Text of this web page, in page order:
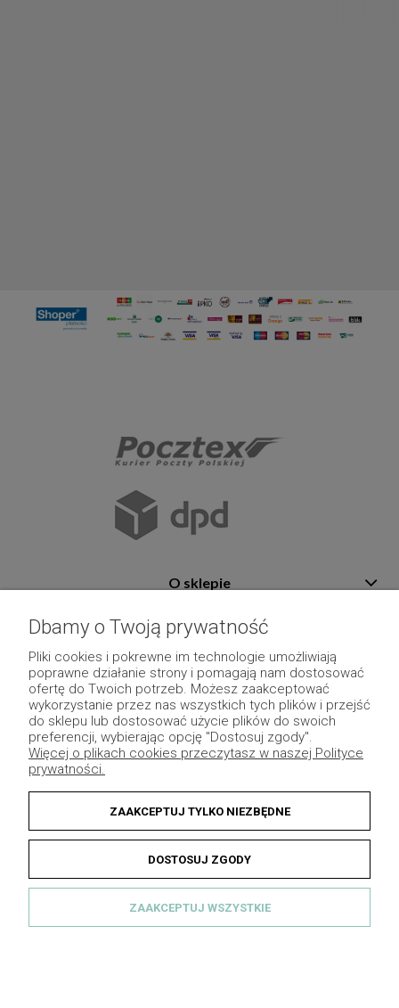
O sklepie
Płatność i dostawa
Moje konto
Pozostałe
Dbamy o Twoją prywatność
Pliki cookies i pokrewne im technologie umożliwiają
poprawne działanie strony i pomagają nam dostosować
ofertę do Twoich potrzeb. Możesz zaakceptować
wykorzystanie przez nas wszystkich tych plików i przejść
do sklepu lub dostosować użycie plików do swoich
preferencji, wybierając opcję "Dostosuj zgody".
Więcej o plikach cookies przeczytasz w naszej Polityce
prywatności.
ZAAKCEPTUJ TYLKO NIEZBĘDNE
DOSTOSUJ ZGODY
ZAAKCEPTUJ WSZYSTKIE